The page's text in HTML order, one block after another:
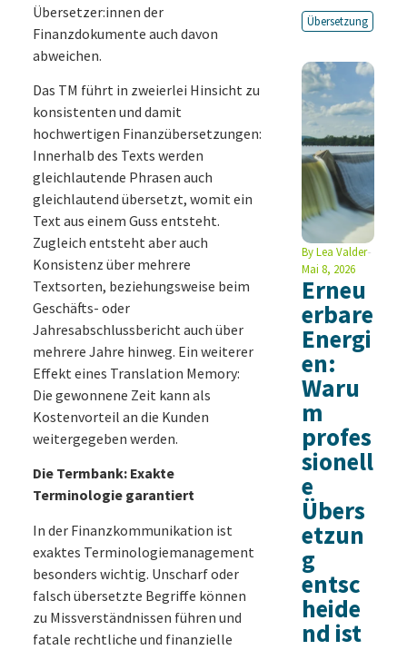
Übersetzer:innen der
Finanzdokumente auch davon
abweichen.
Das TM führt in zweierlei Hinsicht zu
konsistenten und damit
hochwertigen Finanzübersetzungen:
Innerhalb des Texts werden
gleichlautende Phrasen auch
gleichlautend übersetzt, womit ein
Text aus einem Guss entsteht.
Zugleich entsteht aber auch
Konsistenz über mehrere
Textsorten, beziehungsweise beim
Geschäfts- oder
Jahresabschlussbericht auch über
mehrere Jahre hinweg. Ein weiterer
Effekt eines Translation Memory:
Die gewonnene Zeit kann als
Kostenvorteil an die Kunden
weitergegeben werden.
Die Termbank: Exakte
Terminologie garantiert
In der Finanzkommunikation ist
exaktes Terminologiemanagement
besonders wichtig. Unscharf oder
falsch übersetzte Begriffe können
zu Missverständnissen führen und
fatale rechtliche und finanzielle
Übersetzung
ByLea Valder
Mai 8, 2026
Erneu
erbare
Energi
en:
Waru
m
profes
sionell
e
Übers
etzun
g
entsc
heide
nd ist